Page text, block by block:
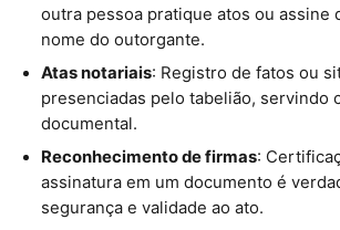
outra pessoa pratique atos ou assine
nome do outorgante.
Atas notariais: Registro de fatos ou
presenciadas pelo tabelião, servindo
documental.
Reconhecimento de firmas:
assinatura em um documento é
segurança e validade ao ato.